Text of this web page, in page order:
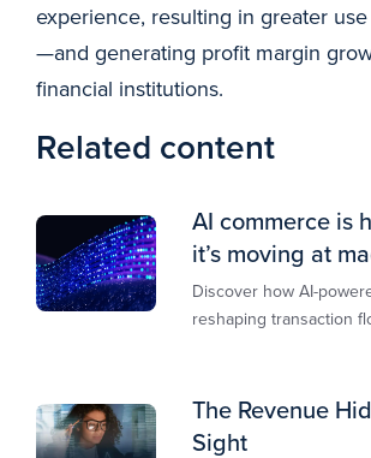
experience, resulting in greater
—and generating profit margin
financial institutions.
Related content
AI commerce is
it’s moving at
Discover how AI-
reshaping transaction
The Revenue
Sight